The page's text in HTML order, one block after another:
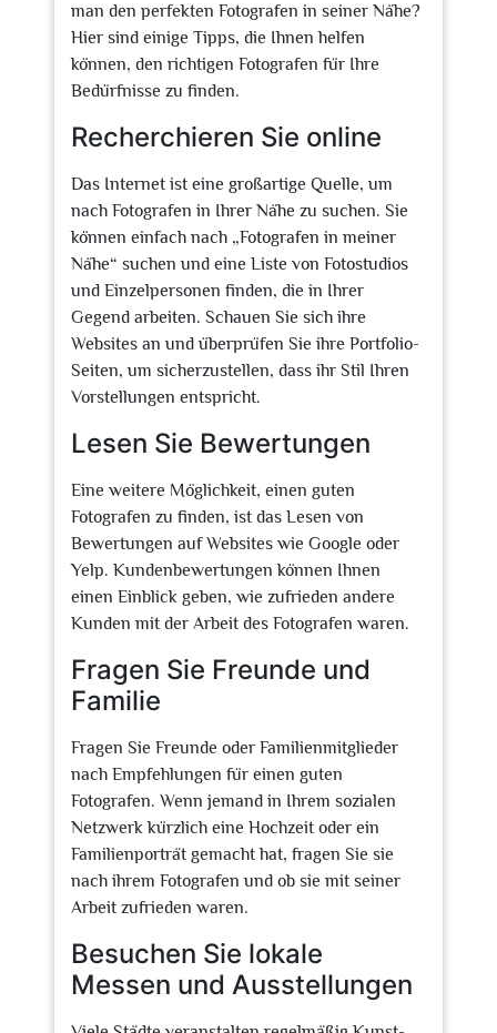
man den perfekten Fotografen in seiner Nähe?
Hier sind einige Tipps, die Ihnen helfen
können, den richtigen Fotografen für Ihre
Bedürfnisse zu finden.
Recherchieren Sie online
Das Internet ist eine großartige Quelle, um
nach Fotografen in Ihrer Nähe zu suchen. Sie
können einfach nach „Fotografen in meiner
Nähe“ suchen und eine Liste von Fotostudios
und Einzelpersonen finden, die in Ihrer
Gegend arbeiten. Schauen Sie sich ihre
Websites an und überprüfen Sie ihre Portfolio-
Seiten, um sicherzustellen, dass ihr Stil Ihren
Vorstellungen entspricht.
Lesen Sie Bewertungen
Eine weitere Möglichkeit, einen guten
Fotografen zu finden, ist das Lesen von
Bewertungen auf Websites wie Google oder
Yelp. Kundenbewertungen können Ihnen
einen Einblick geben, wie zufrieden andere
Kunden mit der Arbeit des Fotografen waren.
Fragen Sie Freunde und
Familie
Fragen Sie Freunde oder Familienmitglieder
nach Empfehlungen für einen guten
Fotografen. Wenn jemand in Ihrem sozialen
Netzwerk kürzlich eine Hochzeit oder ein
Familienporträt gemacht hat, fragen Sie sie
nach ihrem Fotografen und ob sie mit seiner
Arbeit zufrieden waren.
Besuchen Sie lokale
Messen und Ausstellungen